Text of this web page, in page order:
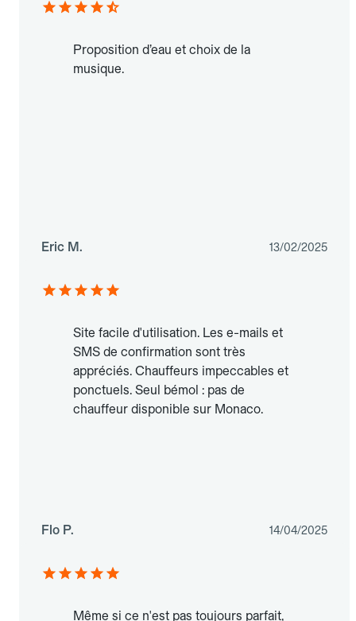
Proposition d’eau et choix de la
musique.
Eric M. 13/02/2025
Site facile d'utilisation. Les e-mails et
SMS de confirmation sont très
appréciés. Chauffeurs impeccables et
ponctuels. Seul bémol : pas de
chauffeur disponible sur Monaco.
Flo P. 14/04/2025
Même si ce n'est pas toujours parfait,